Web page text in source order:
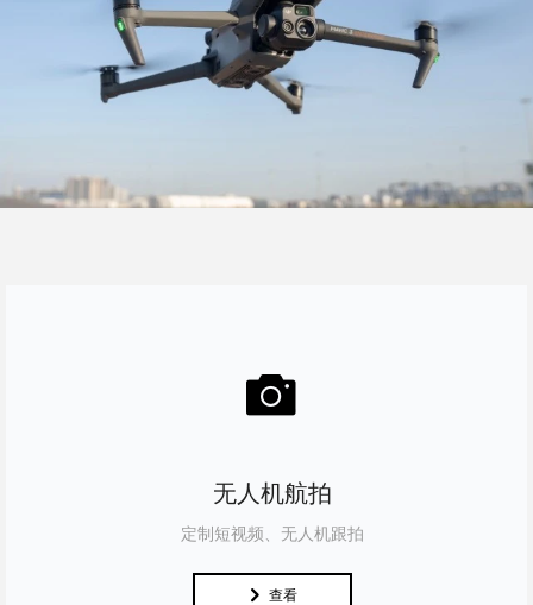
无人机航拍
定制短视频、无人机跟拍
낑 查看
널